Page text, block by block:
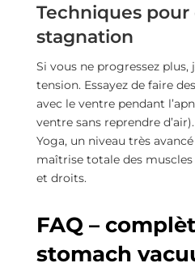
Techniques pour
stagnation
Si vous ne progressez
tension. Essayez de faire
avec le ventre pendant
ventre sans reprendre
Yoga, un niveau très
maîtrise totale des
et droits.
FAQ –
stomach